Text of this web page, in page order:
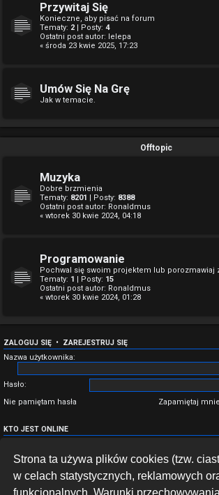
Strona ta używa plików cookies (tzw.
w celach statystycznych, reklamowych
funkcjonalnych. Warunki
Przywitaj Się
Konieczne, aby pisać na forum
Tematy: 2 | Posty: 4
Ostatni post autor: lelepa
« środa 23 kwie 2025, 17:23
Umów Się Na Grę
Jak w temacie.
Offtopic
Muzyka
Dobre brzmienia
Tematy: 8201 | Posty: 8388
Ostatni post autor: Ronaldmus
« wtorek 30 kwie 2024, 04:18
Programowanie
Pochwal się swoim projektem lub porozmawiaj
Tematy: 1 | Posty: 15
Ostatni post autor: Ronaldmus
« wtorek 30 kwie 2024, 01:28
ZALOGUJ SIĘ • ZAREJESTRUJ SIĘ
Nazwa użytkownika:
Hasło:
Nie pamiętam hasła
Zapamiętaj mnie
KTO JEST ONLINE
użytkowników online :: 1 zarejestrowany, 0
Najwięcej użytkowników ( 1934) było online środa 05 sie